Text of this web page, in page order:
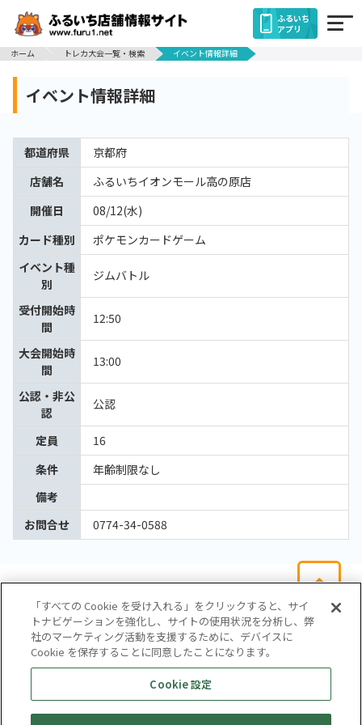
ふるいち
アプリ
ホーム
トレカ大会一覧・検索 イベント情報詳細
イベント情報詳細
都道府県
京都府
店舗名
ふるいちイオンモール高の原店
開催日
08/12(水)
カード種別
ポケモンカードゲーム
イベント種
別
ジムバトル
受付開始時
間
12:50
大会開始時
間
13:00
公認・非公
認
公認
定員
16
条件
年齢制限なし
備考
お問合せ
0774-34-0588
会社概要
サイトマップ
お問い合わせ
個人情報保護方針
株式会社テイツー
「すべての Cookie を受け入れる」をクリックすると、サイ
トナビゲーションを強化し、サイトの使用状況を分析し、弊
社のマーケティング活動を支援するために、デバイスに
Cookie を保存することに同意したことになります。
Cookie 設定